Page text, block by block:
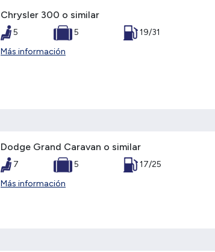
Chrysler 300 o similar
5 5
19/31
Más información
Dodge Grand Caravan o similar
7 5
17/25
Más información